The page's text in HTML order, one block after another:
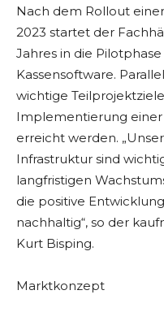
Nach dem Rollout
2023 startet der
Jahres in die
Kassensoftware.
wichtige
Implementierung
erreicht werden.
Infrastruktur sind
langfristigen
die positive
nachhaltig“, so der
Kurt Bisping.
Marktkonzept